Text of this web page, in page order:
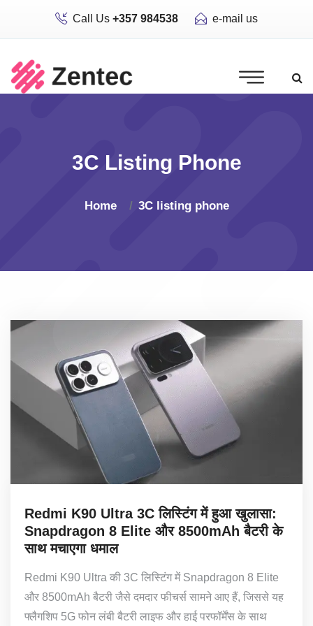
Call Us +357 984538 e-mail us
3C Listing Phone
Home 3C listing phone
Redmi K90 Ultra 3C लिस्टिंग में हुआ खुलासा:
Snapdragon 8 Elite और 8500mAh बैटरी के
साथ मचाएगा धमाल
Redmi K90 Ultra की 3C लिस्टिंग में Snapdragon 8 Elite
और 8500mAh बैटरी जैसे दमदार फीचर्स सामने आए हैं, जिससे यह
फ्लैगशिप 5G फोन लंबी बैटरी लाइफ और हाई परफॉर्मेंस के साथ